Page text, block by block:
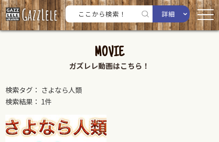
詳細
MOVIE
ガズレレ動画はこちら！
検索タグ： さよなら人類
検索結果： 1件